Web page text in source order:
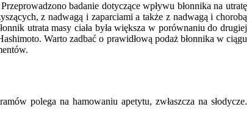
badanie dotyczące wpływu błonnika na utratę
z nadwagą i zaparciami a także z nadwagą i chorobą
utrata masy ciała była większa w porównaniu do drugiej
Warto zadbać o prawidłową podaż błonnika w ciągu
polega na hamowaniu apetytu, zwłaszcza na słodycze.